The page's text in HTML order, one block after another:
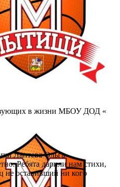
в жизни МБОУ ДОД «
Лаптева Ольга
Ребята дарили нам стихи,
не оставивший ни кого